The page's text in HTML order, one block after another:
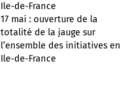
Ile-de-France
17 mai : ouverture de la
totalité de la jauge sur
l’ensemble des initiatives en
Ile-de-France